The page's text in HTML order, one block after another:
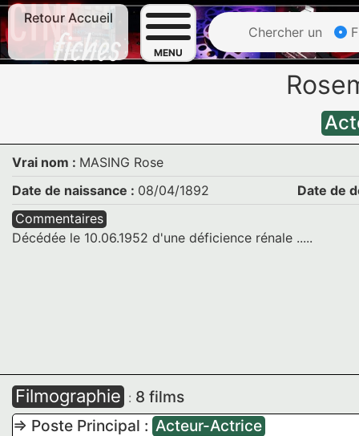
Retour Accueil
MENU
Chercher un
Vrai nom : MASING Rose
Date de naissance : 08/04/1892
Date de
Commentaires
Décédée le 10.06.1952 d'une déficience rénale .....
Filmographie : 8 films
=> Poste Principal : Acteur-Actrice